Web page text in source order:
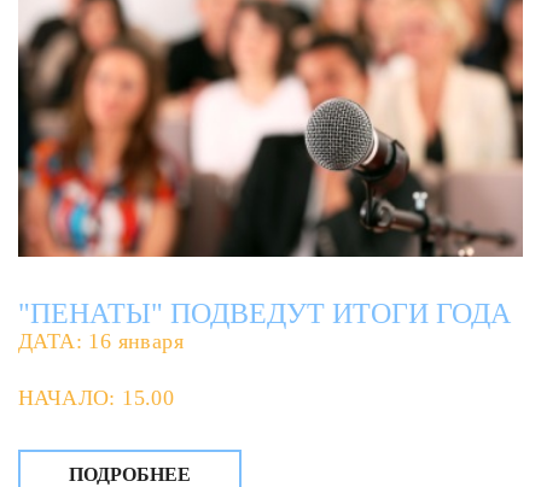
"ПЕНАТЫ" ПОДВЕДУТ ИТОГИ ГОДА
ДАТА: 16 января
НАЧАЛО: 15.00
ПОДРОБНЕЕ